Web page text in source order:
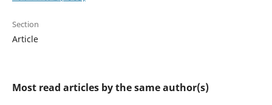
Section
Article
Most read articles by the same author(s)